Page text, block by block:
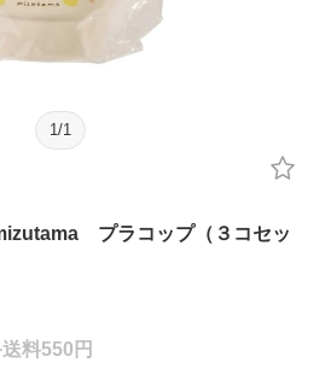
1 /1
プラコップ（３コセッ
送料550円